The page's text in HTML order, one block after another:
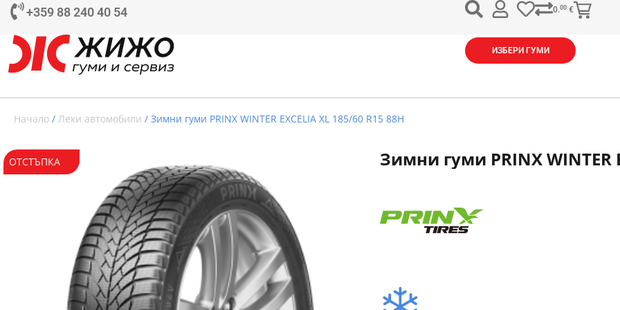
+359 88 240 40 54 0.00 €
ИЗБЕРИ ГУМИ
Начало / Леки автомобили / Зимни гуми PRINX WINTER EXCELIA XL 185/60 R15 88H
ОТСТЪПКА Зимни гуми PRINX WINTER